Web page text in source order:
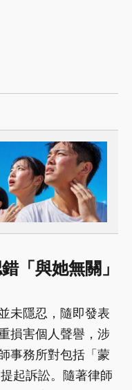
「與她無關」
未隱忍，隨即發表
損害個人聲譽，涉
事務所對包括「蒙
起訴訟。隨著律師